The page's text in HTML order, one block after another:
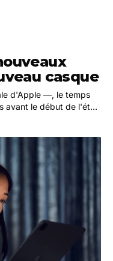
casque
d'Apple —, le temps
avant le début de l'été.